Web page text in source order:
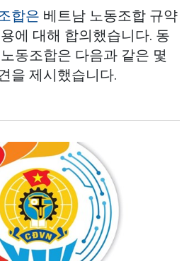
합은 베트남 노동조합 규약
에 대해 합의했습니다. 동
동조합은 다음과 같은 몇
을 제시했습니다.